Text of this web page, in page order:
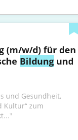
(m/w/d) für den
Bildung und
und Gesundheit,
Kultur“ zum